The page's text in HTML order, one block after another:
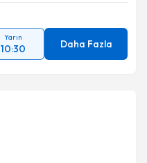
Yarın
10:30 Daha Fazla